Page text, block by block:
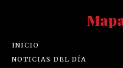
INICIO
NOTICIAS DEL DÍA